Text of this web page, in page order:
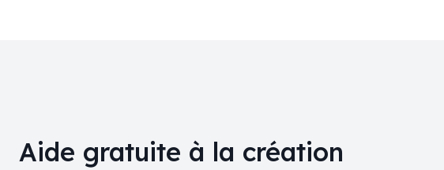
Aide gratuite à la création